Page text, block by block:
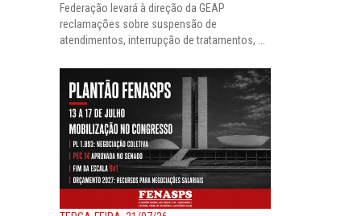
Federação levará à direção da GEAP
reclamações sobre suspensão de
atendimentos, interrupção de tratamentos, ...